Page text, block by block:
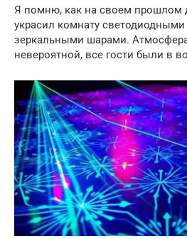
Я помню, как на своем прошлом
украсил комнату
зеркальными шарами.
невероятной, все гости были в